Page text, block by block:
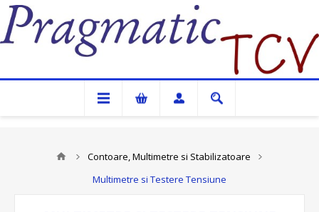
Pragmatic TCV
Contoare, Multimetre si Stabilizatoare
Multimetre si Testere Tensiune